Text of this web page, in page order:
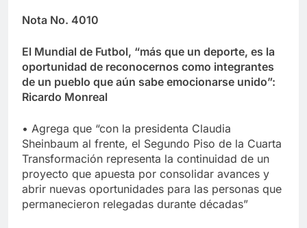
Nota No. 4010
El Mundial de Futbol, “más que un deporte, es la
oportunidad de reconocernos como integrantes
de un pueblo que aún sabe emocionarse unido”:
Ricardo Monreal
• Agrega que “con la presidenta Claudia
Sheinbaum al frente, el Segundo Piso de la Cuarta
Transformación representa la continuidad de un
proyecto que apuesta por consolidar avances y
abrir nuevas oportunidades para las personas que
permanecieron relegadas durante décadas”